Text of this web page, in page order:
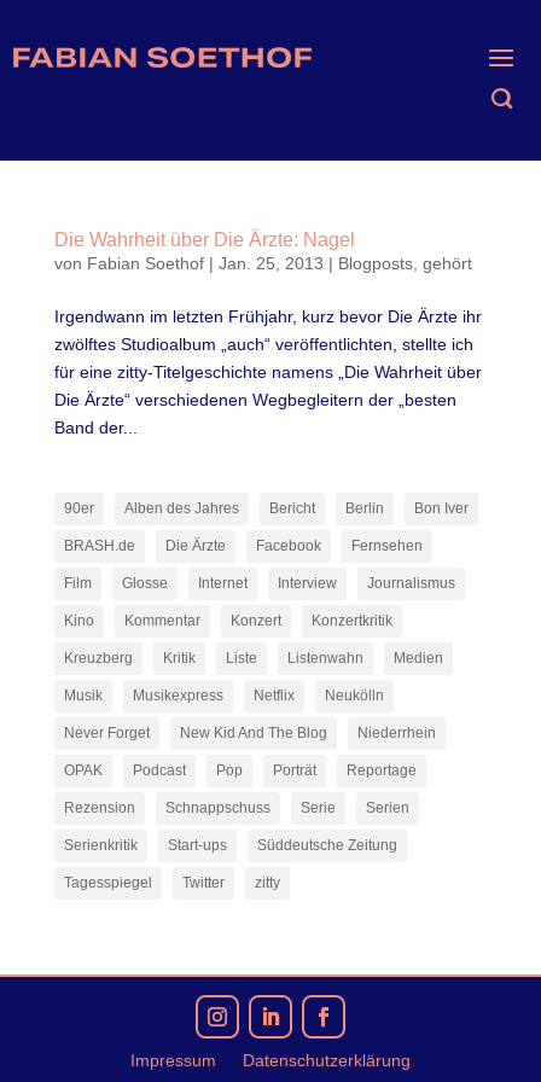
Die Wahrheit über Die Ärzte: Nagel
von Fabian Soethof| Jan. 25, 2013 | Blogposts, gehört
Irgendwann im letzten Frühjahr, kurz bevor Die Ärzte ihr
zwölftes Studioalbum „auch“ veröffentlichten, stellte ich
für eine zitty-Titelgeschichte namens „Die Wahrheit über
Die Ärzte“ verschiedenen Wegbegleitern der „besten
Band der...
90er Alben des Jahres Bericht Berlin Bon Iver
BRASH.de Die Ärzte Facebook Fernsehen
Film Glosse Internet Interview Journalismus
Kino Kommentar Konzert Konzertkritik
Kreuzberg Kritik Liste Listenwahn Medien
Musik Musikexpress Netflix Neukölln
Never Forget New Kid And The Blog Niederrhein
OPAK Podcast Pop Porträt Reportage
Rezension Schnappschuss Serie Serien
Serienkritik Start-ups Süddeutsche Zeitung
Tagesspiegel Twitter zitty
Impressum Datenschutzerklärung